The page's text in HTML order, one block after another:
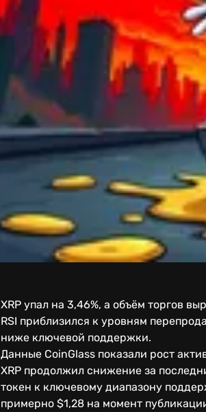
XRP упал на 3,46%, а объём торгов
RSI приблизился к уровням
ниже ключевой поддержки.
Данные CoinGlass показали рост
XRP продолжил снижение за
токен к ключевому диапазону
примерно $1,28 на момент